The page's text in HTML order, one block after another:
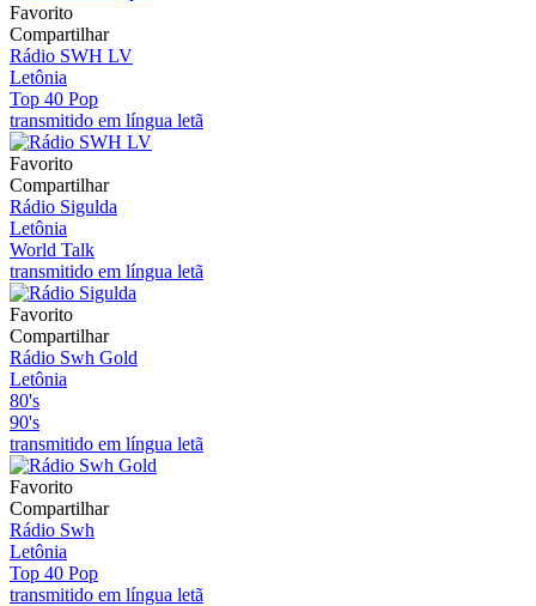
Favorito
Compartilhar
Rádio SWH LV
Letônia
Top 40 Pop
transmitido em língua letã
Favorito
Compartilhar
Rádio Sigulda
Letônia
World Talk
transmitido em língua letã
Favorito
Compartilhar
Rádio Swh Gold
Letônia
80's
90's
transmitido em língua letã
Favorito
Compartilhar
Rádio Swh
Letônia
Top 40 Pop
transmitido em língua letã